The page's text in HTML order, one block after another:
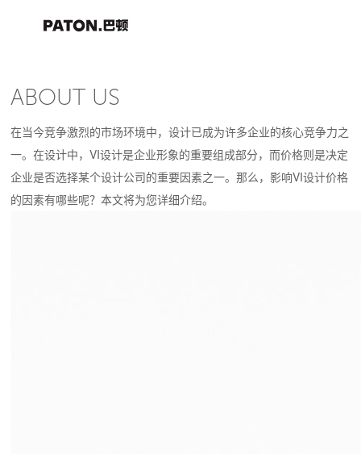
ABOUT US
在当今竞争激烈的市场环境中，设计已成为许多企业的核心竞争力之
一。在设计中，VI设计是企业形象的重要组成部分，而价格则是决定
企业是否选择某个设计公司的重要因素之一。那么，影响VI设计价格
的因素有哪些呢？本文将为您详细介绍。